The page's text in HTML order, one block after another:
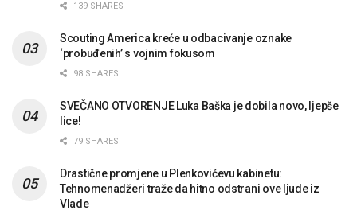
139 SHARES
Scouting America kreće u odbacivanje oznake
‘probuđenih’ s vojnim fokusom
98 SHARES
SVEČANO OTVORENJE Luka Baška je dobila novo, ljepše
lice!
79 SHARES
Drastične promjene u Plenkovićevu kabinetu:
Tehnomenadžeri traže da hitno odstrani ove ljude iz
Vlade